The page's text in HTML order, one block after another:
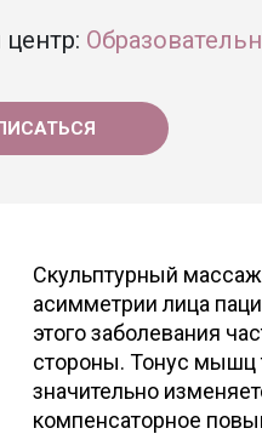
Скульптурный массаж
асимметрии лица
этого заболевания
стороны. Тонус мышц
значительно
компенсаторное